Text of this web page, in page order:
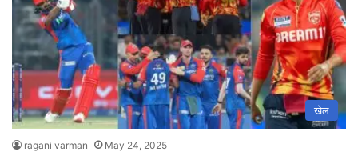
खेल
ragani varman May 24, 2025